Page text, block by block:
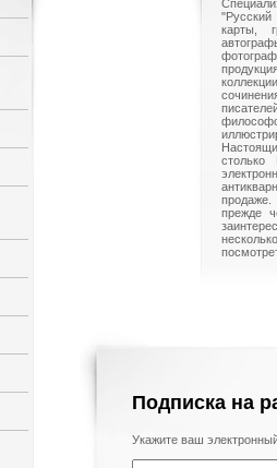
"Русский
карты,
столько
прежде
Подписка на
Укажите ваш